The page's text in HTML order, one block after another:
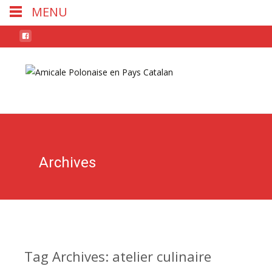
Archives
Tag Archives: atelier culinaire
MENU